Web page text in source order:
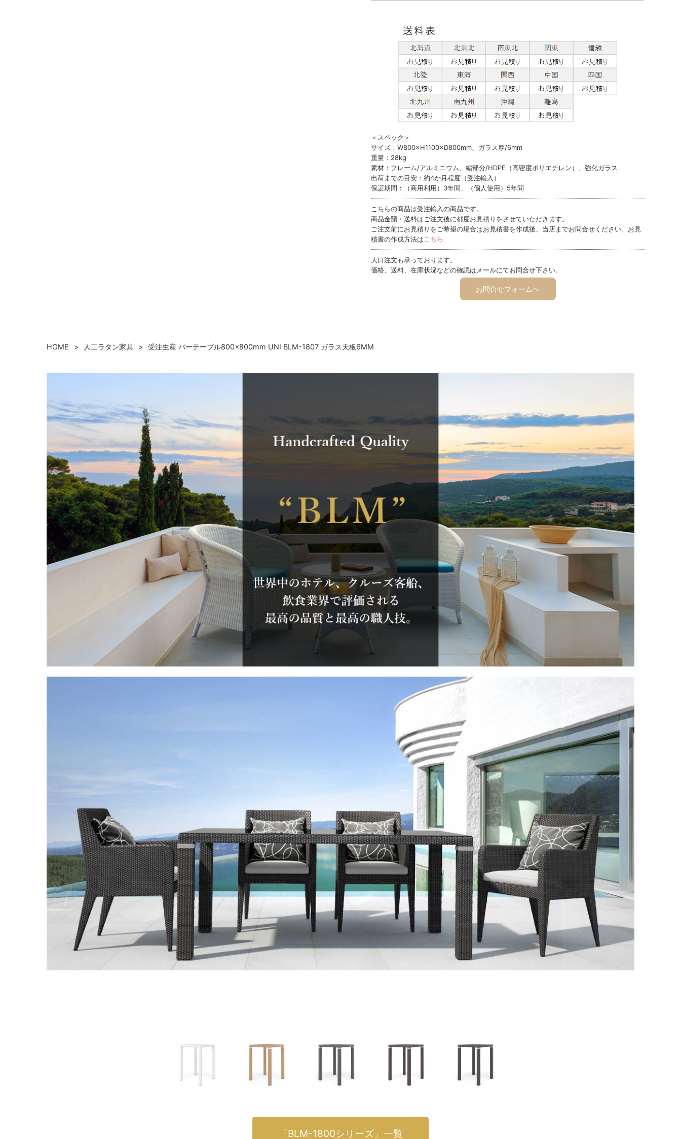
＜スペック＞
サイズ：W800×H1100×D800mm、ガラス厚/6mm
重量：28kg
素材：フレーム/アルミニウム、編部分/HDPE（高密度ポリエチレン）、強化ガラス
出荷までの目安：約4か月程度（受注輸入）
保証期間：（商用利用）3年間、（個人使用）5年間
こちらの商品は受注輸入の商品です。
商品金額・送料はご注文後に都度お見積りをさせていただきます。
ご注文前にお見積りをご希望の場合はお見積書を作成後、当店までお問合せください。お見
積書の作成方法はこちら
大口注文も承っております。
価格、送料、在庫状況などの確認はメールにてお問合せ下さい。
お問合せフォームへ
HOME 人工ラタン家具 受注生産 バーテーブル800×800mm UNI BLM-1807 ガラス天板6MM
「BLM-1800シリーズ」一覧